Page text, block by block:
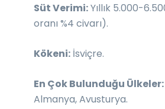
Süt Verimi:Yıllık 5.000-
oranı %4 civarı).
Kökeni: İsviçre.
En Çok Bulunduğu Ülkeler:
Almanya, Avusturya.